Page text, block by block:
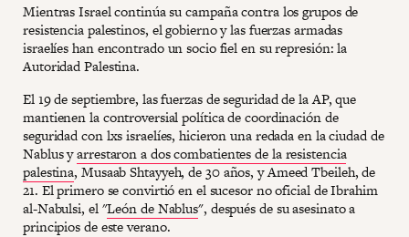
Mientras Israel continúa su campaña contra los grupos de
resistencia palestinos, el gobierno y las fuerzas armadas
israelíes han encontrado un socio fiel en su represión: la
Autoridad Palestina.
El 19 de septiembre, las fuerzas de seguridad de la AP, que
mantienen la controversial política de coordinación de
seguridad con lxs israelíes, hicieron una redada en la ciudad de
Nablus yarrestaron a dos combatientes de la resistencia
palestina, Musaab Shtayyeh, de 30 años, y Ameed Tbeileh, de
21. El primero se convirtió en el sucesor no oficial de Ibrahim
al-Nabulsi, el "León de Nablus", después de su asesinato a
principios de este verano.